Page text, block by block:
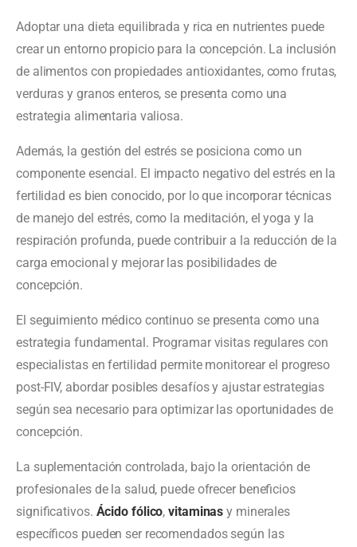
Adoptar una dieta equilibrada y rica en nutrientes puede
crear un entorno propicio para la concepción. La inclusión
de alimentos con propiedades antioxidantes, como frutas,
verduras y granos enteros, se presenta como una
estrategia alimentaria valiosa.
Además, la gestión del estrés se posiciona como un
componente esencial. El impacto negativo del estrés en la
fertilidad es bien conocido, por lo que incorporar técnicas
de manejo del estrés, como la meditación, el yoga y la
respiración profunda, puede contribuir a la reducción de la
carga emocional y mejorar las posibilidades de
concepción.
El seguimiento médico continuo se presenta como una
estrategia fundamental. Programar visitas regulares con
especialistas en fertilidad permite monitorear el progreso
post-FIV, abordar posibles desafíos y ajustar estrategias
según sea necesario para optimizar las oportunidades de
concepción.
La suplementación controlada, bajo la orientación de
profesionales de la salud, puede ofrecer beneficios
significativos. Ácido fólico,vitaminas y minerales
específicos pueden ser recomendados según las